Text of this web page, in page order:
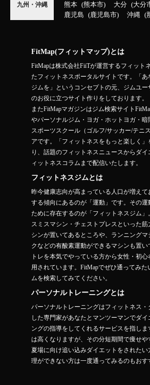
九州・沖縄
熊本
熊本市 大分 大分
鹿児島
鹿児島市 沖縄
FitMap(フィットマップ)とは
FitMapは株式会社FiiTが運営するフィット
たフィットネスポータルサイトです。「
ジムを」というコンセプトの元、ジムユー
のお役に立つサイト作りをしております。
またFitMapマガジンはジム検索サイト
やパーソナルジム・ヨガ・ホットヨガ・暗
スポーツスクール（ゴルフ/サッカー/テニ
アです。「フィットネスをもっと楽しく」
り、話題のフィットネスニュースからダ
ィットネスコラムまで配信いたします。
フィットネスジムとは
昨今健康志向が高まっている人口が増えて
する傾向にあるのが「運動」です。その運
ために存在するのが「フィットネスジム」
スミスマシン・チェストプレスといった
シンが置いてあるところや、ランニングマ
クなどの有酸素運動ができるマシンも置
トレを本気でやっている方から女性・初
用されています。FitMapでぜひ通ってみた
ムを検索してみてください。
パーソナルトレーニングとは
パーソナルトレーニングはフィットネス・
した専門家があなたとマンツーマンでダイ
ングの指導をしてくれるサービスを指し
は高くなりますが、その分短期間で痩せや
夏場に向け追い込みダイエットをされた
理ができない方は一度通ってみるのもおす